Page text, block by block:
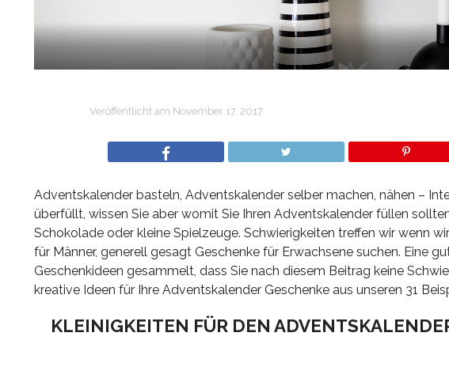
Veröffentlicht am November 17, 2017
Adventskalender basteln, Adventskalender selber machen, nähen –
überfüllt, wissen Sie aber womit Sie Ihren Adventskalender füllen
Schokolade oder kleine Spielzeuge. Schwierigkeiten treffen wir wenn
für Männer, generell gesagt Geschenke für Erwachsene suchen. Eine
Geschenkideen gesammelt, dass Sie nach diesem Beitrag keine
kreative Ideen für Ihre Adventskalender Geschenke aus unseren 31
KLEINIGKEITEN FÜR DEN